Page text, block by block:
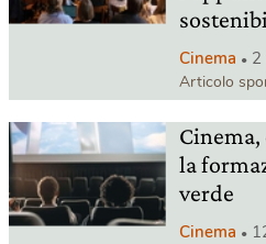
Cinema 2
Articolo
la
verde
Cinema